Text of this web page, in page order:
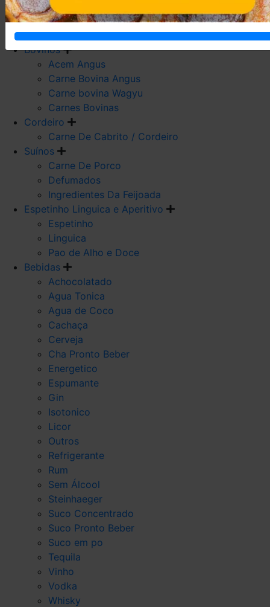
Carne De Frango
Carne De Galeto
Codorna
Bovinos
Acem Angus
Carne Bovina Angus
Carne bovina Wagyu
Carnes Bovinas
Cordeiro
Carne De Cabrito / Cordeiro
Suínos
Carne De Porco
Defumados
Ingredientes Da Feijoada
Espetinho Linguica e Aperitivo
Espetinho
Linguica
Pao de Alho e Doce
Bebidas
Achocolatado
Agua Tonica
Agua de Coco
Cachaça
Cerveja
Cha Pronto Beber
Energetico
Espumante
Gin
Isotonico
Licor
Outros
Refrigerante
Rum
Sem Álcool
Steinhaeger
Suco Concentrado
Suco Pronto Beber
Suco em po
Tequila
Vinho
Vodka
Whisky